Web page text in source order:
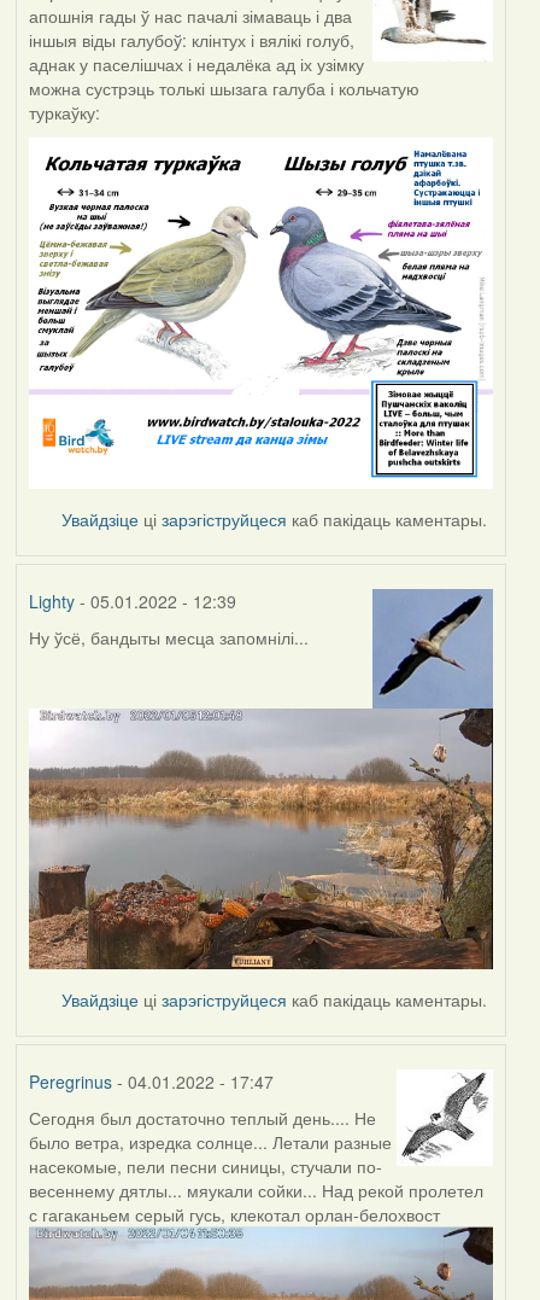
апошнія гады ў нас пачалі зімаваць і два
іншыя віды галубоў: клінтух і вялікі голуб,
аднак у паселішчах і недалёка ад іх узімку
можна сустрэць толькі шызага галуба і кольчатую
туркаўку:
Увайдзіце цізарэгіструйцеся каб пакідаць каментары.
Lighty- 05.01.2022 - 12:39
Ну ўсё, бандыты месца запомнілі...
Увайдзіце цізарэгіструйцеся каб пакідаць каментары.
Peregrinus- 04.01.2022 - 17:47
Сегодня был достаточно теплый день.... Не
было ветра, изредка солнце... Летали разные
насекомые, пели песни синицы, стучали по-
весеннему дятлы... мяукали сойки... Над рекой пролетел
с гагаканьем серый гусь, клекотал орлан-белохвост